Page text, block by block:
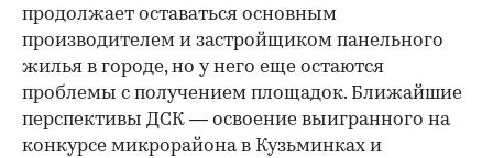
продолжает оставаться основным
производителем и застройщиком панельного
жилья в городе, но у него еще остаются
проблемы с получением площадок. Ближайшие
перспективы ДСК — освоение выигранного на
конкурсе микрорайона в Кузьминках и